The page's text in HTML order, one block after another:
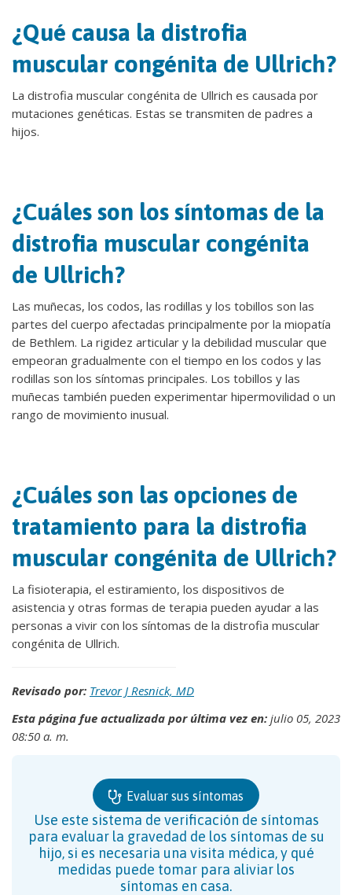
¿Qué causa la distrofia
muscular congénita de Ullrich?
La distrofia muscular congénita de Ullrich es causada por
mutaciones genéticas. Estas se transmiten de padres a
hijos.
¿Cuáles son los síntomas de la
distrofia muscular congénita
de Ullrich?
Las muñecas, los codos, las rodillas y los tobillos son las
partes del cuerpo afectadas principalmente por la miopatía
de Bethlem. La rigidez articular y la debilidad muscular que
empeoran gradualmente con el tiempo en los codos y las
rodillas son los síntomas principales. Los tobillos y las
muñecas también pueden experimentar hipermovilidad o un
rango de movimiento inusual.
¿Cuáles son las opciones de
tratamiento para la distrofia
muscular congénita de Ullrich?
La fisioterapia, el estiramiento, los dispositivos de
asistencia y otras formas de terapia pueden ayudar a las
personas a vivir con los síntomas de la distrofia muscular
congénita de Ullrich.
Revisado por: Trevor J Resnick, MD
Esta página fue actualizada por última vez en: julio 05, 2023
08:50 a. m.
Evaluar sus síntomas
Use este sistema de verificación de síntomas
para evaluar la gravedad de los síntomas de su
hijo, si es necesaria una visita médica, y qué
medidas puede tomar para aliviar los
síntomas en casa.